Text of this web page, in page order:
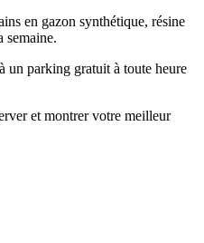
en gazon synthétique, résine
semaine.
un parking gratuit à toute heure
et montrer votre meilleur